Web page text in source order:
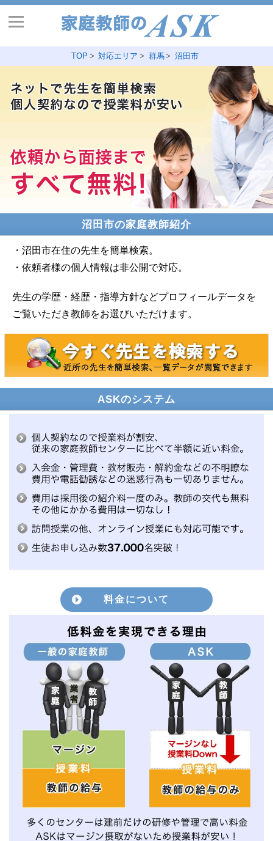
TOP 対応エリア 群馬 沼田市
沼田市の家庭教師紹介
・沼田市在住の先生を簡単検索。
・依頼者様の個人情報は非公開で対応。
先生の学歴・経歴・指導方針などプロフィールデータを
ご覧いただき教師をお選びいただけます。
ASKのシステム
料金について